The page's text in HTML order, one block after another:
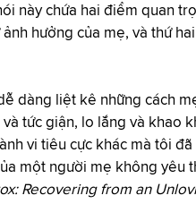
này chứa hai điểm quan
hưởng của mẹ, và thứ
dàng liệt kê những cách
tức giận, lo lắng và khao
vi tiêu cực khác mà tôi
một người mẹ không yêu
Recovering from an